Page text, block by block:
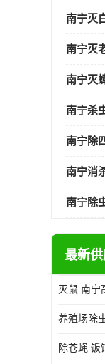
南宁灭
南宁灭
南宁灭
南宁杀
南宁除
南宁消
南宁除
最新
除苍蝇 饭